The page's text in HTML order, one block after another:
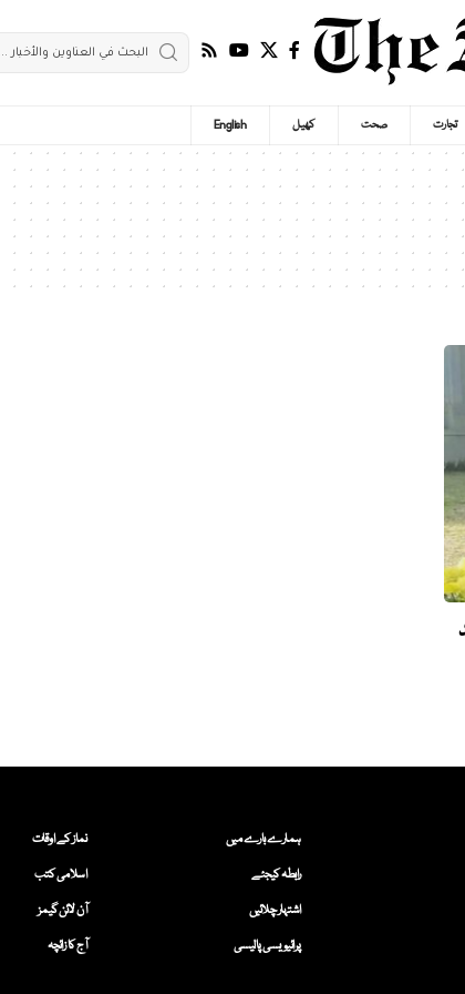
تجارت صحت کھیل English
ہمارے بارے میں
رابطہ کیجئے
اشتہار چلائیں
پرائیویسی پالیسی
نماز کے اوقات
اسلامی کتب
آن لائن گیمز
آج کا زائچہ